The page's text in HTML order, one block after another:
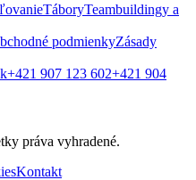
TáboryTeambuildingy a
podmienkyZásady
+421 907 123 602+421 904
práva vyhradené.
Kontakt